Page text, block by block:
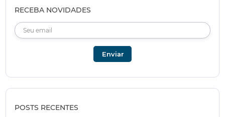
RECEBA NOVIDADES
POSTS RECENTES